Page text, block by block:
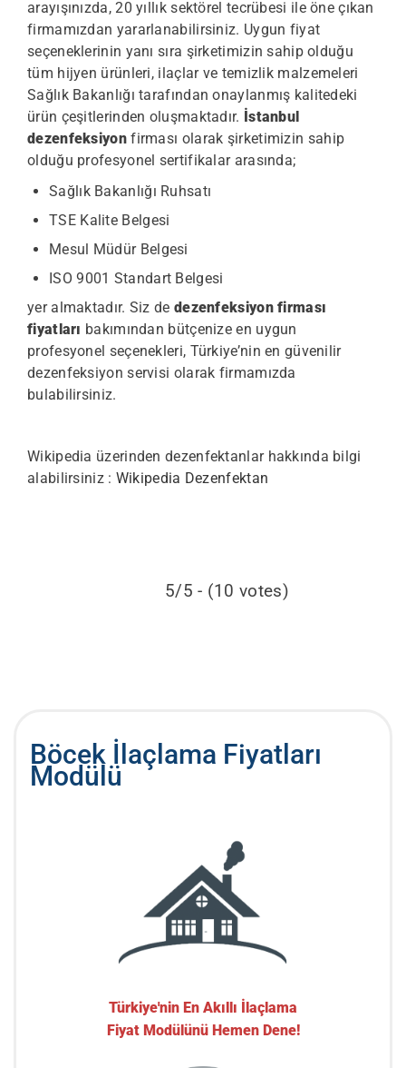
arayışınızda, 20 yıllık sektörel tecrübesi ile öne çıkan
firmamızdan yararlanabilirsiniz. Uygun fiyat
seçeneklerinin yanı sıra şirketimizin sahip olduğu
tüm hijyen ürünleri, ilaçlar ve temizlik malzemeleri
Sağlık Bakanlığı tarafından onaylanmış kalitedeki
ürün çeşitlerinden oluşmaktadır. İstanbul
dezenfeksiyonfirması olarak şirketimizin sahip
olduğu profesyonel sertifikalar arasında;
Sağlık Bakanlığı Ruhsatı
TSE Kalite Belgesi
Mesul Müdür Belgesi
ISO 9001 Standart Belgesi
yer almaktadır. Siz de dezenfeksiyon firması
fiyatları bakımından bütçenize en uygun
profesyonel seçenekleri, Türkiye’nin en güvenilir
dezenfeksiyon servisi olarak firmamızda
bulabilirsiniz.
Wikipedia üzerinden dezenfektanlar hakkında bilgi
alabilirsiniz : Wikipedia Dezenfektan
5/5 - (10 votes)
Böcek İlaçlama Fiyatları
Modülü
Türkiye'nin En Akıllı İlaçlama
Fiyat Modülünü Hemen Dene!